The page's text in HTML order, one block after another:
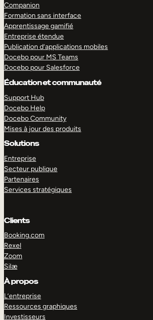
Companion
Formation sans interface
Apprentissage gamifié
Entreprise étendue
Publication d’applications mobiles
Docebo pour MS Teams
Docebo pour Salesforce
Éducation et communauté
Support Hub
Docebo Help
Docebo Community
Mises à jour des produits
Solutions
Entreprise
Secteur publique
Partenaires
Services stratégiques
Clients
Booking.com
Rexel
Zoom
Silæ
À propos
L’entreprise
Ressources graphiques
Investisseurs